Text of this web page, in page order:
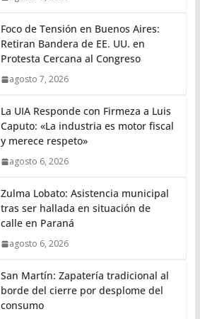
Foco de Tensión en Buenos Aires:
Retiran Bandera de EE. UU. en
Protesta Cercana al Congreso
agosto 7, 2026
La UIA Responde con Firmeza a Luis
Caputo: «La industria es motor fiscal
y merece respeto»
agosto 6, 2026
Zulma Lobato: Asistencia municipal
tras ser hallada en situación de
calle en Paraná
agosto 6, 2026
San Martín: Zapatería tradicional al
borde del cierre por desplome del
consumo